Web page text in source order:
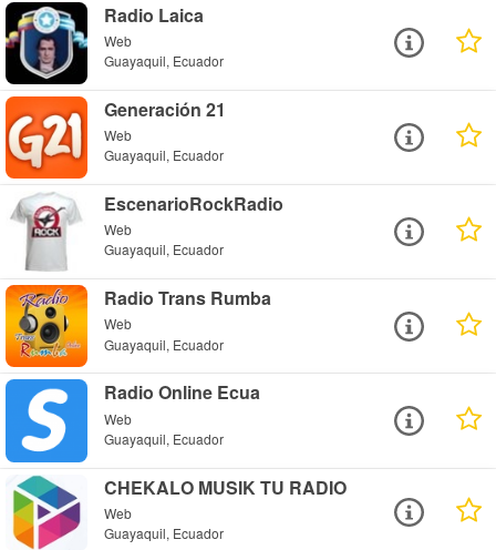
Radio Laica
Web
Guayaquil, Ecuador
Generación 21
Web
Guayaquil, Ecuador
EscenarioRockRadio
Web
Guayaquil, Ecuador
Radio Trans Rumba
Web
Guayaquil, Ecuador
Radio Online Ecua
Web
Guayaquil, Ecuador
CHEKALO MUSIK TU RADIO
Web
Guayaquil, Ecuador